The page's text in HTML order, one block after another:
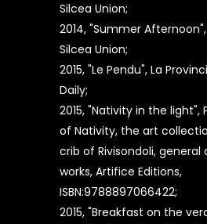
Silcea Union;
2014, "Summer
Silcea Union;
2015, "Le Pendu", La
Daily;
2015, "Nativity in the light",
of Nativity, the art
crib of Rivisondoli,
works, Artifice Editions,
ISBN:9788897066422;
2015, "Breakfast on the